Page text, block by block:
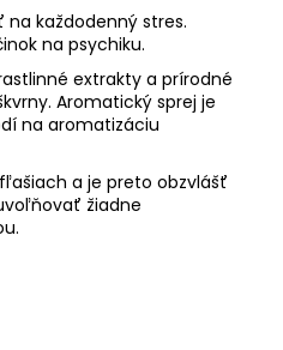
každodenný stres.
na psychiku.
extrakty a prírodné
Aromatický sprej je
na aromatizáciu
a je preto obzvlášť
žiadne